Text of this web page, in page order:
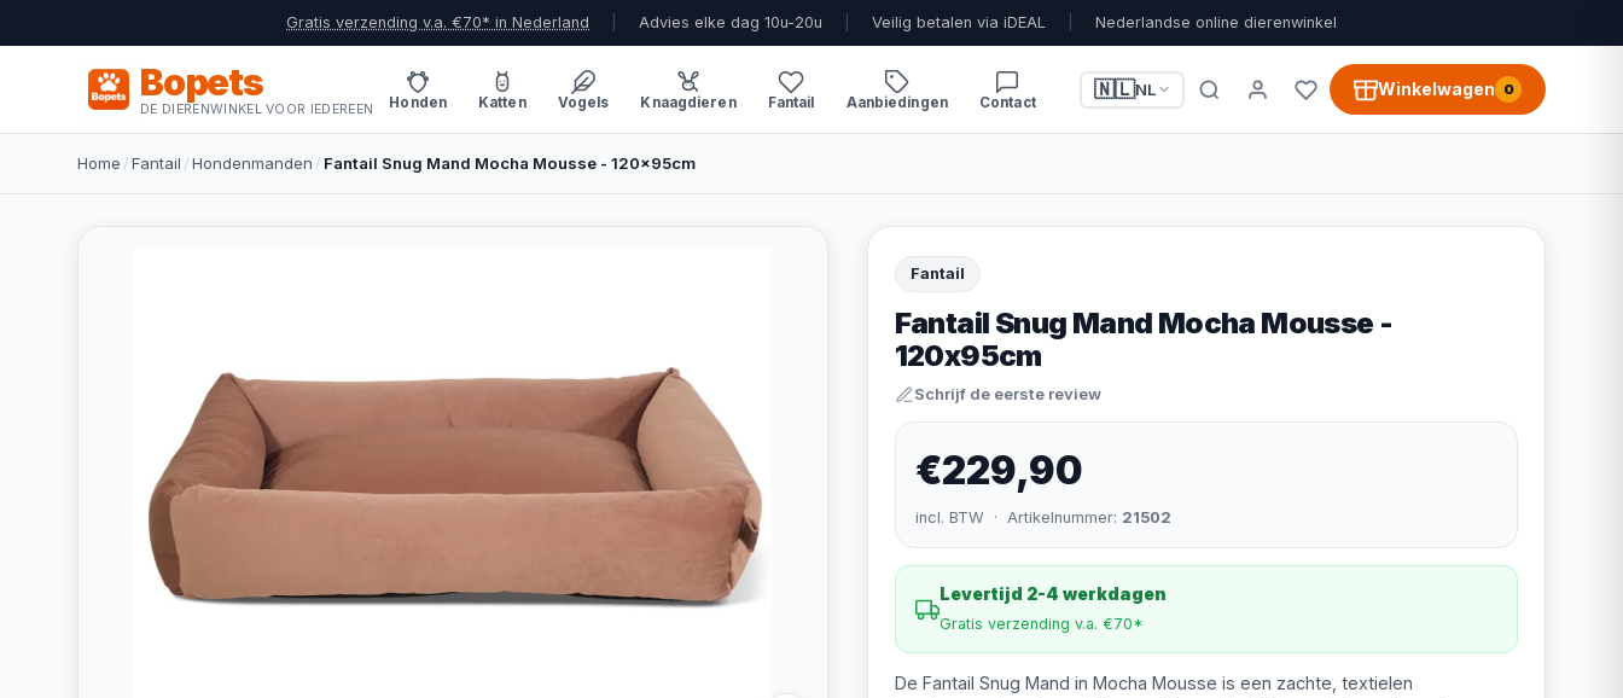
Gratis verzending v.a. €70* in Nederland Advies elke dag 10u-20u Veilig betalen via iDEAL Nederlandse online dierenwinkel
Bopets
DE DIERENWINKEL VOOR IEDEREEN Honden Katten Vogels Knaagdieren Fantail Aanbiedingen Contact
🇳🇱NL Winkelwagen 0
Home /Fantail /Hondenmanden / Fantail Snug Mand Mocha Mousse - 120x95cm
Fantail
Fantail Snug Mand Mocha Mousse -
120x95cm
Schrijf de eerste review
€229,90
incl. BTW · Artikelnummer: 21502
Levertijd 2-4 werkdagen
Gratis verzending v.a. €70*
De Fantail Snug Mand in Mocha Mousse is een zachte, textielen